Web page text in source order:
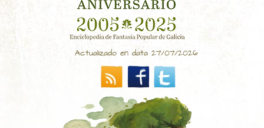
Actualizado en data 27/07/2026